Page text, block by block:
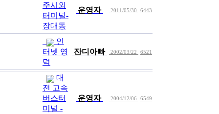
주시외
터미널-
장대동
운영자 2011/05/30 6443
인
터넷 영
덕
잔디아빠 2002/03/22 6521
대
전 고속
버스터
미널 -
운영자 2004/12/06 6549